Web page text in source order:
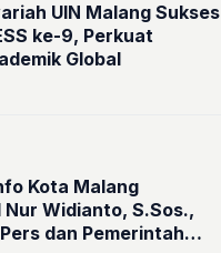
UIN Malang Sukses
ke-9, Perkuat
Global
Kota Malang
Nur Widianto, S.Sos.,
dan Pemerintah